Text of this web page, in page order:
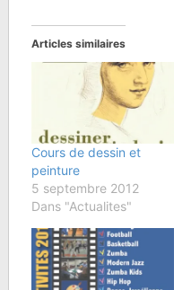
Articles similaires
Cours de dessin et
peinture
5 septembre 2012
Dans "Actualites"